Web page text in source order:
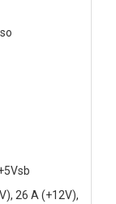
26 A (+12V),